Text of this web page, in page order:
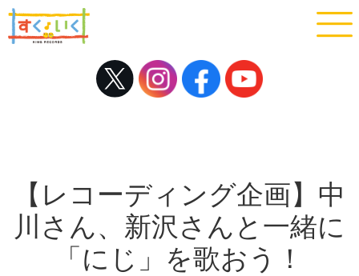
【レコーディング企画】中
川さん、新沢さんと一緒に
「にじ」を歌おう！